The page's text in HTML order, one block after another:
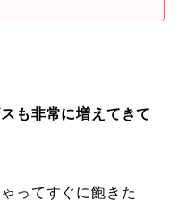
も非常に増えてきて
ってすぐに飽きた